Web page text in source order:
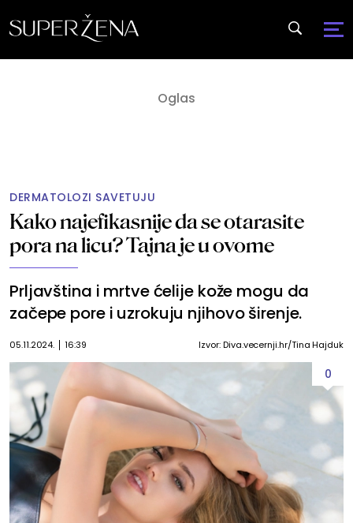
DERMATOLOZI SAVETUJU
Kako najefikasnije da se otarasite
pora na licu? Tajna je u ovome
Prljavština i mrtve ćelije kože mogu da
začepe pore i uzrokuju njihovo širenje.
05.11.2024. 16:39 Izvor: Diva.vecernji.hr/Tina Hajduk
0